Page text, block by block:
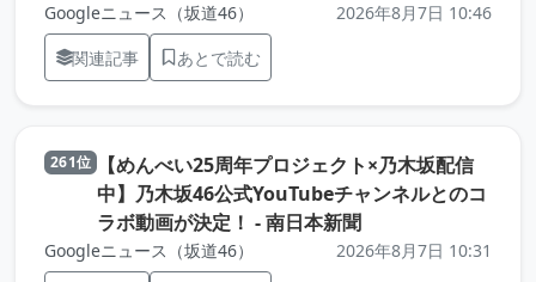
Googleニュース（坂道46）
2026年8月7日 10:46
関連記事
あとで読む
261位
【めんべい25周年プロジェクト×乃木坂配信
中】乃木坂46公式YouTubeチャンネルとのコ
ラボ動画が決定！ - 南日本新聞（元記事を新しい
Googleニュース（坂道46）
2026年8月7日 10:31